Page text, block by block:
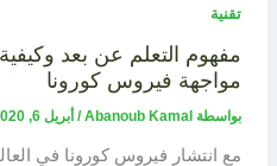
تقنية
مفهوم التعلم عن بعد
مواجهة فيروس كورونا
بواسطة Abanoub Kamal
/ أبريل 6, 2020
مع انتشار فيروس كورونا في